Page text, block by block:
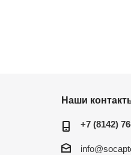
Наши
+7 (8142)